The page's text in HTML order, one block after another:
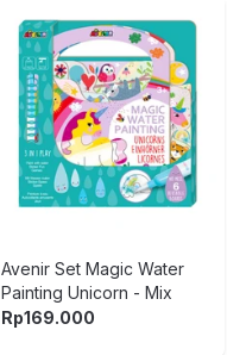
Avenir Set Magic Water
Painting Unicorn - Mix
Rp169.000